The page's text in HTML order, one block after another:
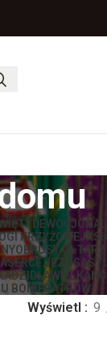
KRZYŻOWEJ
OBRUSY
SERCE JEZUSA
BONIFRATRÓW
Wyświetl 9